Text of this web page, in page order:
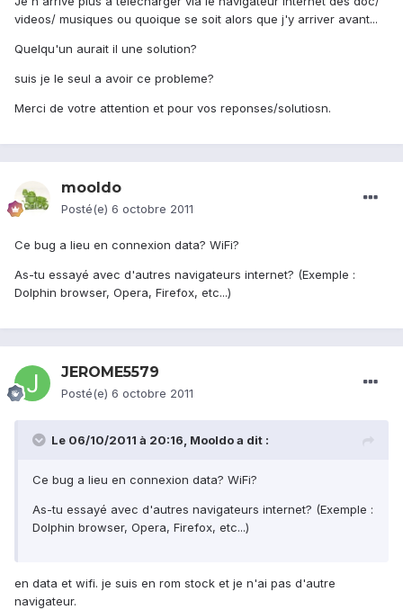
videos/ musiques ou quoique se soit alors que j'y arriver avant...
Quelqu'un aurait il une solution?
suis je le seul a avoir ce probleme?
Merci de votre attention et pour vos reponses/solutiosn.
mooldo
Posté(e) 6 octobre 2011
Ce bug a lieu en connexion data? WiFi?
As-tu essayé avec d'autres navigateurs internet? (Exemple :
Dolphin browser, Opera, Firefox, etc...)
JEROME5579
Posté(e) 6 octobre 2011
Le 06/10/2011 à 20:16, Mooldo a dit :
Ce bug a lieu en connexion data? WiFi?
As-tu essayé avec d'autres navigateurs internet? (Exemple :
Dolphin browser, Opera, Firefox, etc...)
en data et wifi. je suis en rom stock et je n'ai pas d'autre
navigateur.